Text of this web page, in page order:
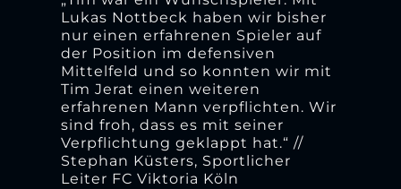
Lukas Nottbeck haben wir bisher
nur einen erfahrenen Spieler auf
der Position im defensiven
Mittelfeld und so konnten wir mit
Tim Jerat einen weiteren
erfahrenen Mann verpflichten. Wir
sind froh, dass es mit seiner
Verpflichtung geklappt hat.“ //
Stephan Küsters, Sportlicher
Leiter FC Viktoria Köln